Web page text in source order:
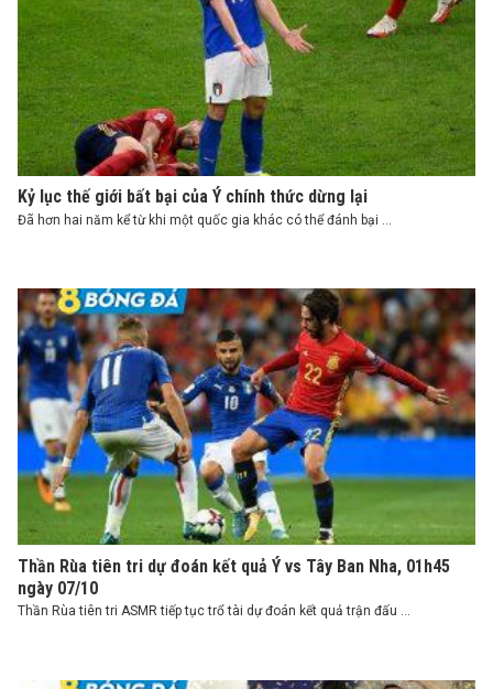
Kỷ lục thế giới bất bại của Ý chính thức dừng lại
Đã hơn hai năm kể từ khi một quốc gia khác có thể đánh bại ...
Thần Rùa tiên tri dự đoán kết quả Ý vs Tây Ban Nha, 01h45
ngày 07/10
Thần Rùa tiên tri ASMR tiếp tục trổ tài dự đoán kết quả trận đấu ...